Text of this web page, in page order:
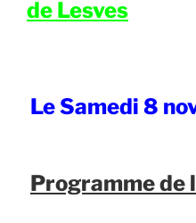
de Lesves
Le Samedi 8
Programme de